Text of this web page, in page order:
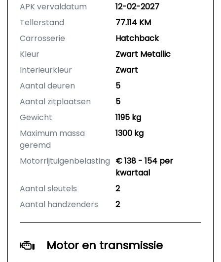
APK vervaldatum
12-02-2027
Tellerstand
77.114 KM
Carrosserie
Hatchback
Kleur
Zwart Metallic
Interieurkleur
Zwart
Aantal deuren
5
Aantal zitplaatsen
5
Gewicht
1195 kg
Maximum massa
geremd
1300 kg
Motorrijtuigenbelasting € 138 - 154 per
kwartaal
Aantal sleutels
2
Aantal handzenders
2
Motor en transmissie